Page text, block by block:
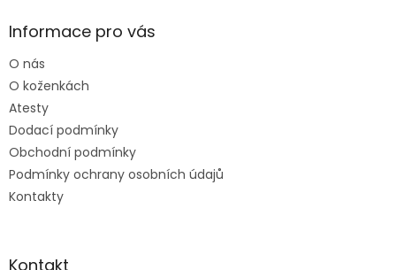
aInformace pro vás
O nás
O koženkách
Atesty
Dodací podmínky
Obchodní podmínky
Podmínky ochrany osobních údajů
Kontakty
Kontakt